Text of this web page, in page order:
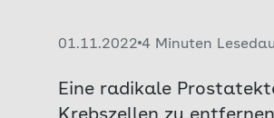
Veröffentlicht am:
01.11.2022 4 Minuten
Eine radikale